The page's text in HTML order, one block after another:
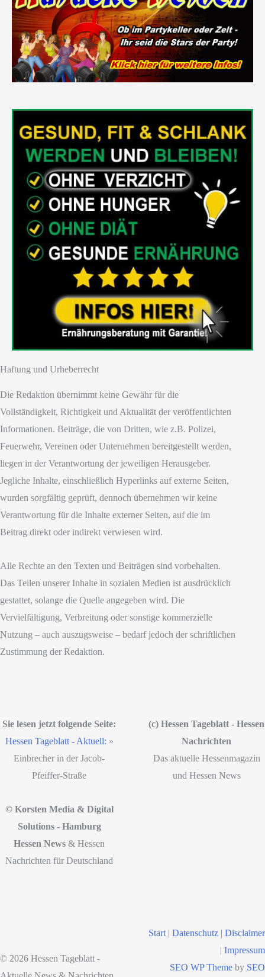
Haftung und Urheberrecht
Die Redaktion übernimmt keine Gewähr für die
Vollständigkeit, Richtigkeit und Aktualität der veröffentlichten
Informationen. Beiträge, die von Dritten, wie z.B. Polizei,
Feuerwehr, Vereinen oder Unternehmen bereitgestellt werden,
liegen in der Verantwortung der jeweiligen Herausgeber.
Jegliche Inhalte, einschließlich Hyperlinks auf externe Seiten,
wurden sorgfältig geprüft, dennoch übernehmen wir keine
Verantwortung für die Inhalte externer Seiten, auf die im
Beitrag direkt oder indirekt verwiesen wird.
Alle Rechte an den Texten und Beiträgen sind vorbehalten.
Das Teilen unserer Inhalte in sozialen Medien ist ausdrücklich
gestattet, solange die Quelle angegeben wird. Die
Vervielfältigung, Verbreitung oder sonstige kommerzielle
Nutzung – auch auszugsweise – bedarf jedoch der schriftlichen
Zustimmung der Redaktion.
Sie lesen jetzt folgende Seite:
Hessen Tageblatt - Aktuell: »
Einbrecher in der Jacob-
Pfeiffer-Straße
(c) Hessen Tageblatt - Hessen
Nachrichten
Das aktuelle Hessenmagazin
und Hessen News
© Korsten Media & Digital
Solutions - Hamburg
Hessen News & Hessen
Nachrichten für Deutschland
© 2026 Hessen Tageblatt -
Start | Datenschutz | Disclaimer
| Impressum
SEO WP Theme by SEO